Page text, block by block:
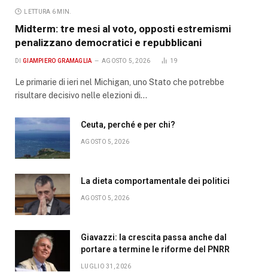
LETTURA 6 MIN.
Midterm: tre mesi al voto, opposti estremismi
penalizzano democratici e repubblicani
DI GIAMPIERO GRAMAGLIA AGOSTO 5, 2026 19
Le primarie di ieri nel Michigan, uno Stato che potrebbe
risultare decisivo nelle elezioni di…
Ceuta, perché e per chi?
AGOSTO 5, 2026
La dieta comportamentale dei politici
AGOSTO 5, 2026
Giavazzi: la crescita passa anche dal
portare a termine le riforme del PNRR
LUGLIO 31, 2026